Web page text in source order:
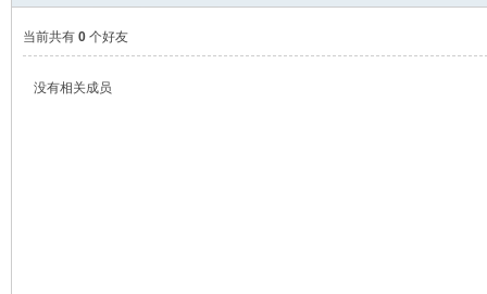
当前共有 0 个好友
没有相关成员